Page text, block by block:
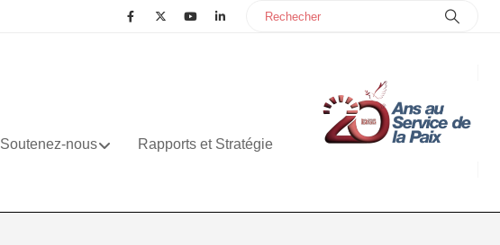
Soutenez-nous Rapports et Stratégie